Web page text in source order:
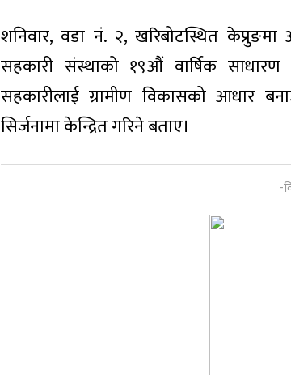
शनिवार, वडा नं. २, खरिबोटस्थित
सहकारी संस्थाको १९औं वार्षिक
सहकारीलाई ग्रामीण विकासको आधार
सिर्जनामा केन्द्रित गरिने बताए।